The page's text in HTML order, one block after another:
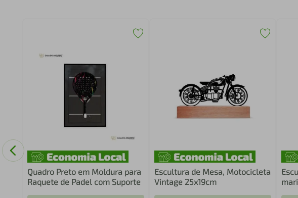
Quadro Preto em Moldura para
Raquete de Padel com Suporte
Escultura de Mesa, Motocicleta
Vintage 25x19cm